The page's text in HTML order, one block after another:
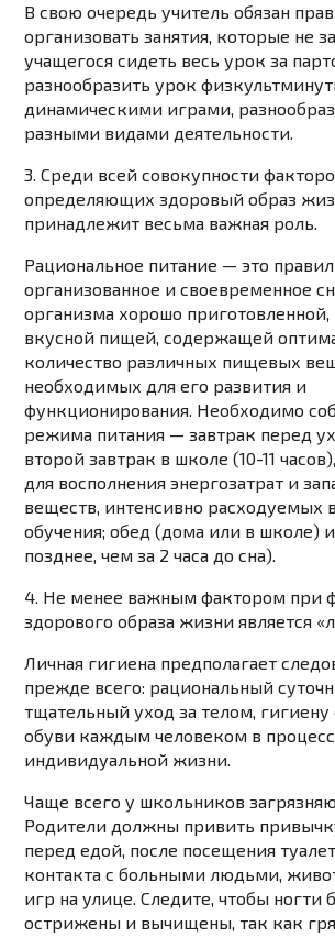
В свою очередь учитель обязан
организовать занятия, которые не
учащегося сидеть весь урок за
разнообразить урок
динамическими играми,
разными видами деятельности.
3. Среди всей совокупности
определяющих здоровый образ
принадлежит весьма важная роль.
Рациональное питание — это
организованное и своевременное
организма хорошо приготовленной,
вкусной пищей, содержащей
количество различных пищевых
необходимых для его развития и
функционирования. Необходимо
режима питания — завтрак перед
второй завтрак в школе (10-11
для восполнения энергозатрат и
веществ, интенсивно расходуемых
обучения; обед (дома или в школе)
позднее, чем за 2 часа до сна).
4. Не менее важным фактором при
здорового образа жизни является
Личная гигиена предполагает
прежде всего: рациональный
тщательный уход за телом,
обуви каждым человеком в
индивидуальной жизни.
Чаще всего у школьников
Родители должны привить
перед едой, после посещения
контакта с больными людьми,
игр на улице. Следите, чтобы ногти
острижены и вычищены, так как